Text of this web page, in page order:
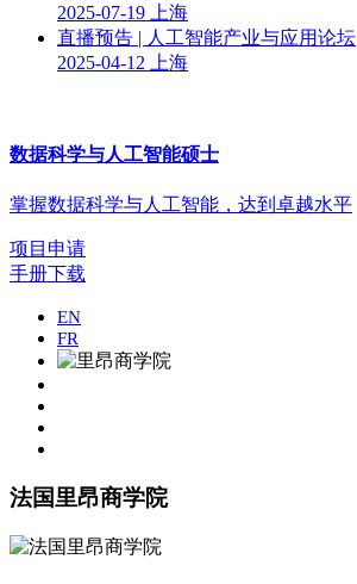
2025-07-19
上海
直播预告 | 人工智能产业与应用论坛
2025-04-12
上海
数据科学与人工智能硕士
掌握数据科学与人工智能，达到卓越水平
项目申请
手册下载
EN
FR
法国里昂商学院